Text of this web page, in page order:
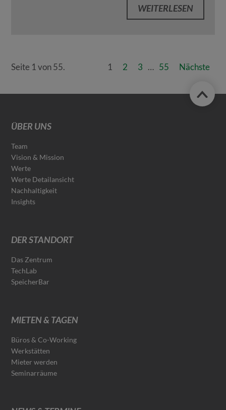
WEITERLESEN
Seite 1 von 55. 1 2 3 … 55 Nächste
ÜBER UNS
Team
Vision & Mission
Werte
Werte Detailansicht
Nachhaltigkeit
Insights
DER STANDORT
Das Zentrum
TechLab
SpeicherBar
MIETEN & TAGEN
Büros & Co-Working
Werkstätten
Mieter werden
Seminarräume